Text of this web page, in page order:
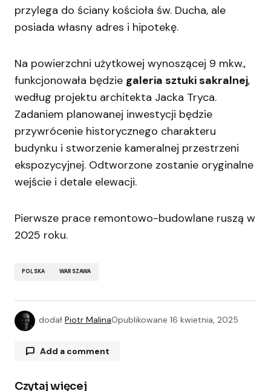
przylega do ściany kościoła św. Ducha, ale
posiada własny adres i hipotekę.
Na powierzchni użytkowej wynoszącej 9 mkw.,
funkcjonowała będzie galeria sztuki sakralnej,
według projektu architekta Jacka Tryca.
Zadaniem planowanej inwestycji będzie
przywrócenie historycznego charakteru
budynku i stworzenie kameralnej przestrzeni
ekspozycyjnej. Odtworzone zostanie oryginalne
wejście i detale elewacji.
Pierwsze prace remontowo-budowlane ruszą w
2025 roku.
POLSKA WARSZAWA
dodał Piotr MalinaOpublikowane 16 kwietnia, 2025
Add a comment
Czytaj więcej